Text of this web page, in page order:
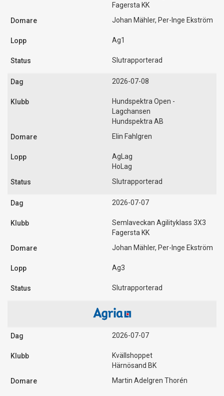
Fagersta KK
Johan Mähler, Per-Inge Ekström
Ag1
Slutrapporterad
2026-07-08
Hundspektra Open -
Lagchansen
Hundspektra AB
Elin Fahlgren
AgLag
HoLag
Slutrapporterad
2026-07-07
Semlaveckan Agilityklass 3X3
Fagersta KK
Johan Mähler, Per-Inge Ekström
Ag3
Slutrapporterad
2026-07-07
Kvällshoppet
Härnösand BK
Martin Adelgren Thorén